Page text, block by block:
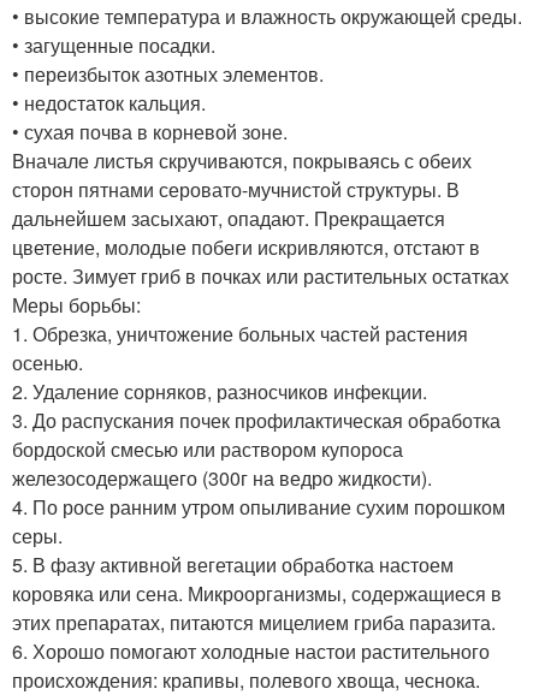
• высокие температура и влажность окружающей среды.
• загущенные посадки.
• переизбыток азотных элементов.
• недостаток кальция.
• сухая почва в корневой зоне.
Вначале листья скручиваются, покрываясь с обеих
сторон пятнами серовато-мучнистой структуры. В
дальнейшем засыхают, опадают. Прекращается
цветение, молодые побеги искривляются, отстают в
росте. Зимует гриб в почках или растительных остатках
Меры борьбы:
1. Обрезка, уничтожение больных частей растения
осенью.
2. Удаление сорняков, разносчиков инфекции.
3. До распускания почек профилактическая обработка
бордоской смесью или раствором купороса
железосодержащего (300г на ведро жидкости).
4. По росе ранним утром опыливание сухим порошком
серы.
5. В фазу активной вегетации обработка настоем
коровяка или сена. Микроорганизмы, содержащиеся в
этих препаратах, питаются мицелием гриба паразита.
6. Хорошо помогают холодные настои растительного
происхождения: крапивы, полевого хвоща, чеснока.